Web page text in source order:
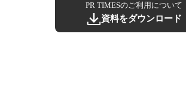
PR TIMESのご利用について
資料をダウンロード